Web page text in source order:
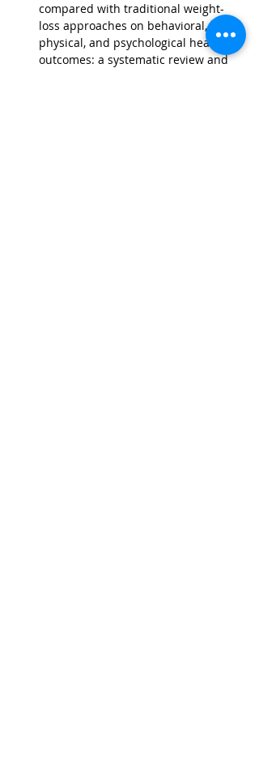
compared with traditional weight-
loss approaches on behavioral,
physical, and psychological health
outcomes: a systematic review and